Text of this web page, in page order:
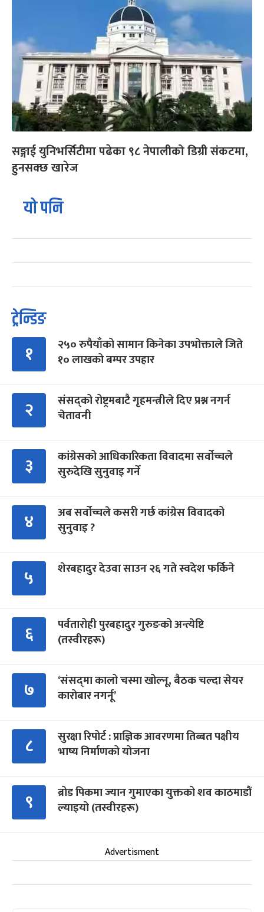
सङ्गाई युनिभर्सिटीमा पढेका ९८ नेपालीको डिग्री संकटमा,
हुनसक्छ खारेज
यो पनि
ट्रेन्डिङ
१
२५० रुपैयाँको सामान किनेका उपभोक्ताले जिते
१० लाखको बम्पर उपहार
२
संसद्को रोष्ट्रमबाटै गृहमन्त्रीले दिए प्रश्न नगर्न
चेतावनी
३
कांग्रेसको आधिकारिकता विवादमा सर्वोच्चले
सुरुदेखि सुनुवाइ गर्ने
४
अब सर्वोच्चले कसरी गर्छ कांग्रेस विवादको
सुनुवाइ ?
५ शेरबहादुर देउवा साउन २६ गते स्वदेश फर्किने
६
पर्वतारोही पुरबहादुर गुरुङको अन्त्येष्टि
(तस्वीरहरू)
७
‘संसद्‍मा कालो चस्मा खोल्नू, बैठक चल्दा सेयर
कारोबार नगर्नू’
८
सुरक्षा रिपोर्ट : प्राज्ञिक आवरणमा तिब्बत पक्षीय
भाष्य निर्माणको योजना
९
ब्रोड पिकमा ज्यान गुमाएका युक्तको शव काठमाडौं
ल्याइयो (तस्वीरहरू)
Advertisment